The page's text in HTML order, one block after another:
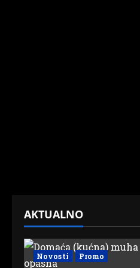
AKTUALNO
Novosti Promo